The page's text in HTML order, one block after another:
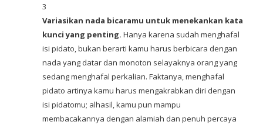
3
Variasikan nada bicaramu untuk menekankan kata
kunci yang penting. Hanya karena sudah menghafal
isi pidato, bukan berarti kamu harus berbicara dengan
nada yang datar dan monoton selayaknya orang yang
sedang menghafal perkalian. Faktanya, menghafal
pidato artinya kamu harus mengakrabkan diri dengan
isi pidatomu; alhasil, kamu pun mampu
membacakannya dengan alamiah dan penuh percaya